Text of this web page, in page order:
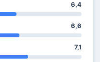
6,4
6,6
7,1